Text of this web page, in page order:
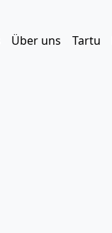
Über uns Tartu